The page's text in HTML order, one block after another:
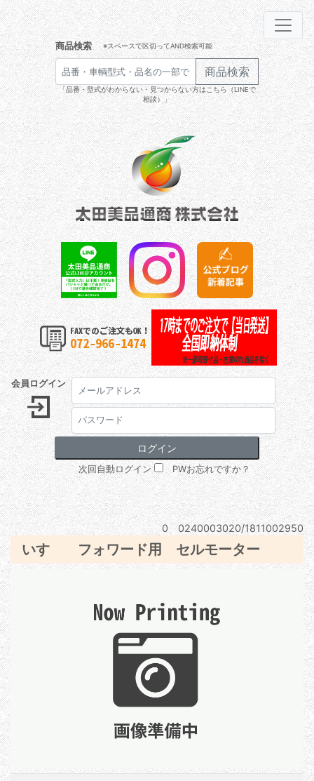
商品検索 ※スペースで区切ってAND検索可能
商品検索
「品番・型式がわからない・見つからない方はこちら（LINEで
相談）」
会員ログイン
次回自動ログイン PWお忘れですか？
0 0240003020/1811002950
いすゞ フォワード用 セルモーター